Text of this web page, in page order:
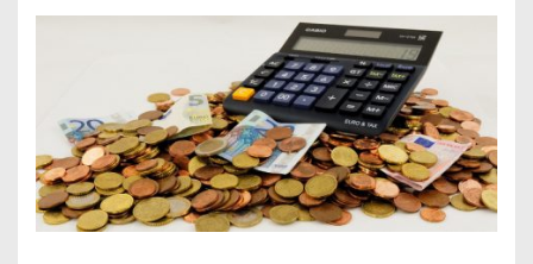
jeden
erfahren
Sie
es